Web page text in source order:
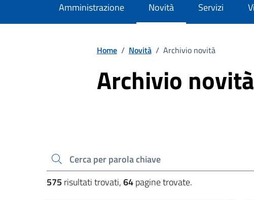
Amministrazione Novità Servizi
Home / Novità / Archivio novità
Archivio novità
Cerca una parola chiave
575 risultati trovati,64pagine trovate.